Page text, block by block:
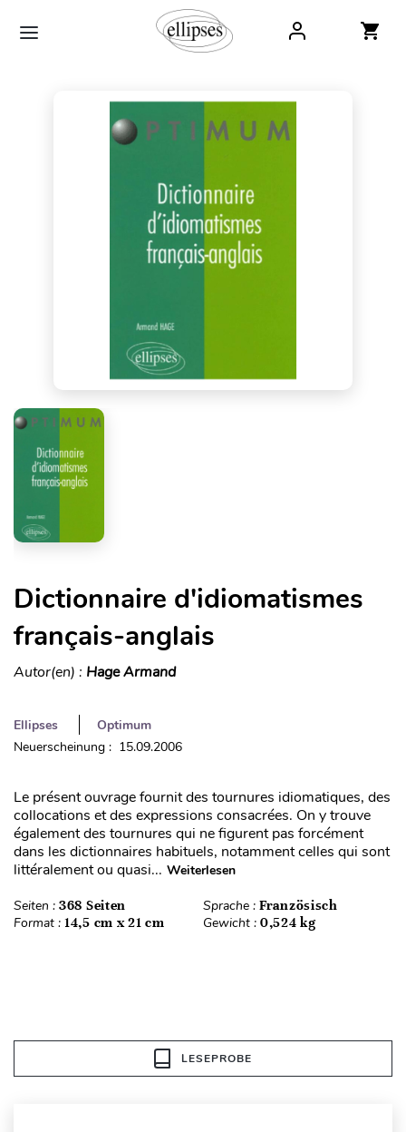
Dictionnaire d'idiomatismes
français-anglais
Autor(en) : Hage Armand
Ellipses
Optimum
Neuerscheinung : 15.09.2006
Le présent ouvrage fournit des tournures idiomatiques, des
collocations et des expressions consacrées. On y trouve
également des tournures qui ne figurent pas forcément
dans les dictionnaires habituels, notamment celles qui sont
littéralement ou quasi... Weiterlesen
Seiten : 368 Seiten Sprache : Französisch
Format : 14,5 cm x 21 cm Gewicht : 0,524 kg
LESEPROBE